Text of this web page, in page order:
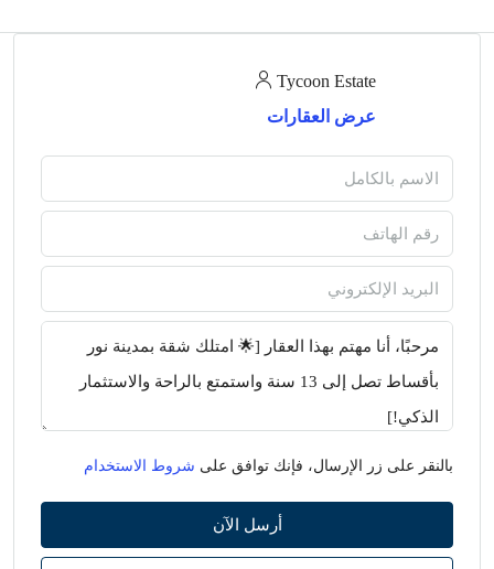
Tycoon Estate
عرض العقارات
بالنقر على زر الإرسال، فإنك توافق على شروط الاستخدام
أرسل الآن